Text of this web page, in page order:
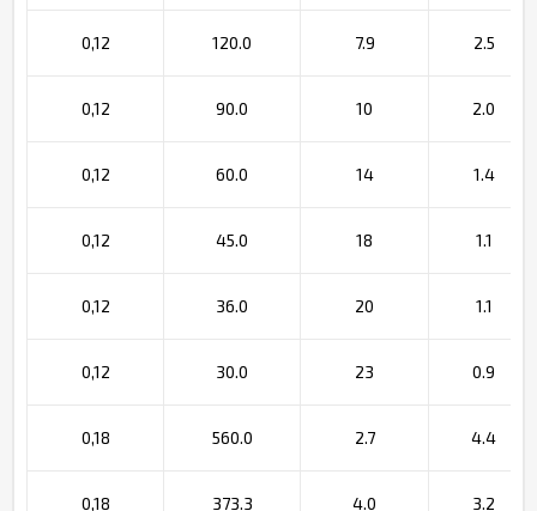
0,12 120.0 7.9 2.5
0,12 90.0 10 2.0
0,12 60.0 14 1.4
0,12 45.0 18 1.1
0,12 36.0 20 1.1
0,12 30.0 23 0.9
0,18 560.0 2.7 4.4
0,18 373.3 4.0 3.2